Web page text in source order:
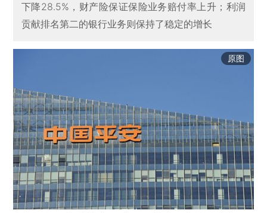
下降28.5%，财产险保证保险业务赔付率上升；利润
贡献排名第二的银行业务则保持了稳定的增长
原图